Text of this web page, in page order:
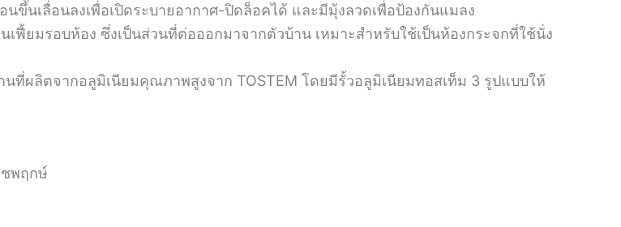
ขึ้นเลื่อนลงเพื่อเปิดระบายอากาศ-ปิดล็อคได้ และมีมุ้งลวดเพื่อป้องกันแมลง
ฟี้ยมรอบห้อง ซึ่งเป็นส่วนที่ต่อออกมาจากตัวบ้าน เหมาะสำหรับใช้เป็นห้องกระจกที่ใช้นั่ง
นที่ผลิตจากอลูมิเนียมคุณภาพสูงจาก TOSTEM โดยมีรั้วอลูมิเนียมทอสเท็ม 3 รูปแบบให้
พฤกษ์